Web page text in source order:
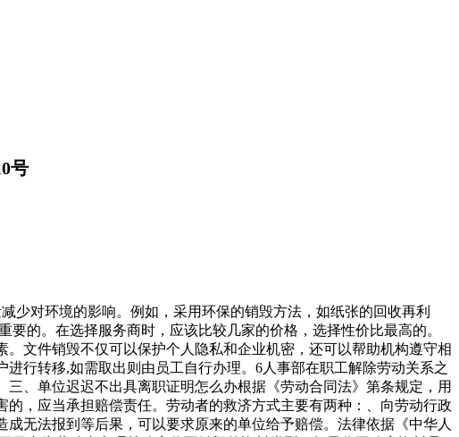
号
少对环境的影响。例如，采用环保的销毁方法，如纸张的回收再利
的。在选择服务商时，应该比较几家的价格，选择性价比最高的。
文件销毁不仅可以保护个人隐私和企业机密，还可以帮助机构遵守相
行转移,如需取出则由员工自行办理。6人事部在职工解除劳动关系之
、单位迟迟不出具离职证明怎么办根据《劳动合同法》第条规定，用
，应当承担赔偿责任。劳动者的救济方式主要有两种：、向劳动行政
无法报到等后果，可以要求原来的单位给予赔偿。法律依据《中华人